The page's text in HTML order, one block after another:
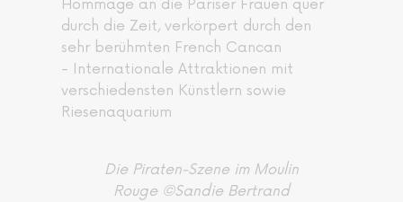
Hommage an die Pariser Frauen quer
durch die Zeit, verkörpert durch den
sehr berühmten French Cancan
- Internationale Attraktionen mit
verschiedensten Künstlern sowie
Riesenaquarium
Die Piraten-Szene im Moulin
Rouge ©Sandie Bertrand